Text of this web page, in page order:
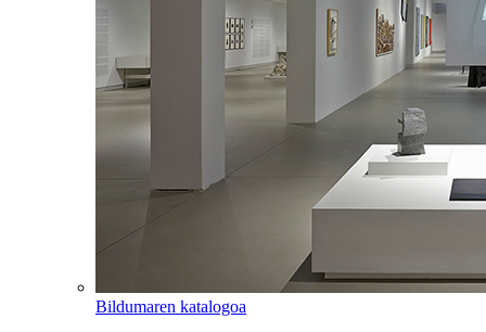
Bildumaren katalogoa